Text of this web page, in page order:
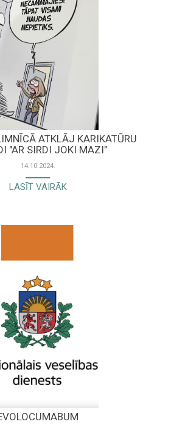
ATKLĀJ KARIKATŪRU
"AR SIRDI JOKI MAZI"
14.10.2024.
LASĪT VAIRĀK